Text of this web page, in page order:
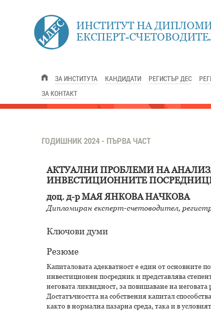
ИНСТИТУТ НА
ЕКСПЕРТ-
ЗА ИНСТИТУТА КАНДИДАТИ РЕГИСТЪР ДЕС
ЗА КОНТАКТ
ГОДИШНИК 2024 - ПЪРВА ЧАСТ
АКТУАЛНИ ПРОБЛЕМИ НА
ИНВЕСТИЦИОННИТЕ
доц. д-р МАЯ ЯНКОВА НАЧКОВА
Дипломиран експерт-счетоводител,
Ключови думи
Резюме
Капиталовата адекватност е един от основните
инвестиционен посредник и представлява
неговата ликвидност, за повишаване на
Достатъчността на собствения капитал
както в нормална пазарна среда, така и в